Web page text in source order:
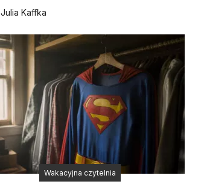
Julia Kaffka
Wakacyjna czytelnia